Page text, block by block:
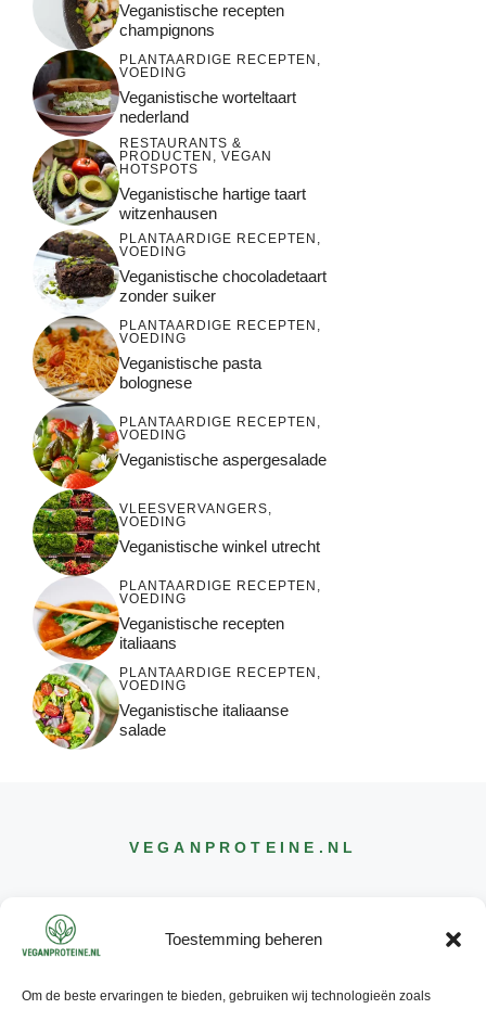
Toestemming beheren
Om de beste ervaringen te bieden, gebruiken wij technologieën zoals
Veganistische recepten
champignons
PLANTAARDIGE RECEPTEN ,
VOEDING
Veganistische worteltaart
nederland
RESTAURANTS &
PRODUCTEN , VEGAN
HOTSPOTS
Veganistische hartige taart
witzenhausen
PLANTAARDIGE RECEPTEN ,
VOEDING
Veganistische chocoladetaart
zonder suiker
PLANTAARDIGE RECEPTEN ,
VOEDING
Veganistische pasta
bolognese
PLANTAARDIGE RECEPTEN ,
VOEDING
Veganistische aspergesalade
VLEESVERVANGERS,
VOEDING
Veganistische winkel utrecht
PLANTAARDIGE RECEPTEN ,
VOEDING
Veganistische recepten
italiaans
PLANTAARDIGE RECEPTEN ,
VOEDING
Veganistische italiaanse
salade
VEGANPROTEINE .NL
CONTACT